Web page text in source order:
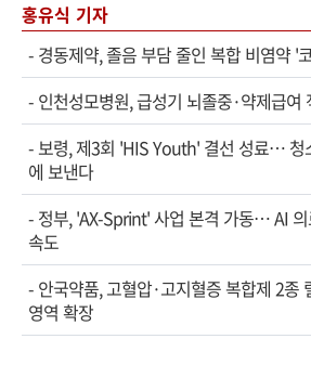
홍유식 기자
- 경동제약, 졸음 부담 줄인 복합 비염약 '
- 인천성모병원, 급성기 뇌졸중·약제급여
-보령, 제3회 'HIS Youth' 결선 성료… 청
에 보낸다
- 정부, 'AX-Sprint' 사업 본격 가동… AI
속도
- 안국약품, 고혈압·고지혈증 복합제 2
영역 확장